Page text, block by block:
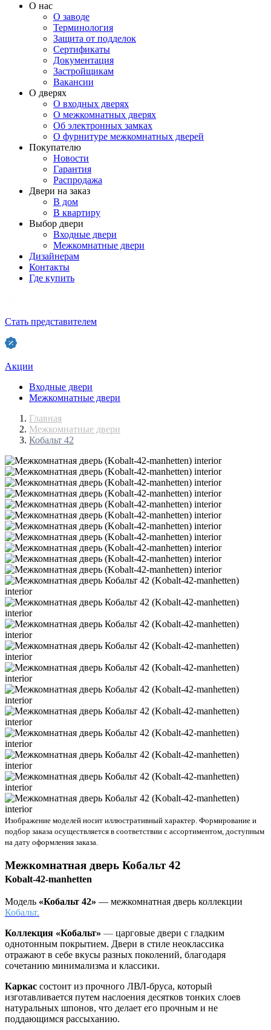
О нас
О заводе
Терминология
Защита от подделок
Сертификаты
Документация
Застройщикам
Вакансии
О дверях
О входных дверях
О межкомнатных дверях
Об электронных замках
О фурнитуре межкомнатных дверей
Покупателю
Новости
Гарантия
Распродажа
Двери на заказ
В дом
В квартиру
Выбор двери
Входные двери
Межкомнатные двери
Дизайнерам
Контакты
Где купить
Стать представителем
Акции
Входные двери
Межкомнатные двери
Главная
Межкомнатные двери
Кобальт 42
Изображение моделей носит иллюстративный характер. Формирование и
подбор заказа осуществляется в соответствии с ассортиментом, доступным
на дату оформления заказа.
Межкомнатная дверь Кобальт 42
Kobalt-42-manhetten
Модель «Кобальт 42» — межкомнатная дверь коллекции
Кобальт.
Коллекция «Кобальт» — царговые двери с гладким
однотонным покрытием. Двери в стиле неоклассика
отражают в себе вкусы разных поколений, благодаря
сочетанию минимализма и классики.
Каркас состоит из прочного ЛВЛ-бруса, который
изготавливается путем наслоения десятков тонких слоев
натуральных шпонов, что делает его прочным и не
поддающимся рассыханию.